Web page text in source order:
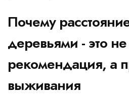
Почему
деревьями - это
рекомендация, а
выживания